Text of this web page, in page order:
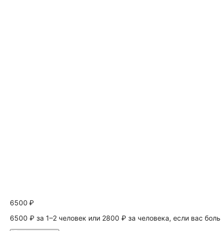
6500 ₽
6500 ₽ за 1–2 человек или 2800 ₽ за человека, если вас